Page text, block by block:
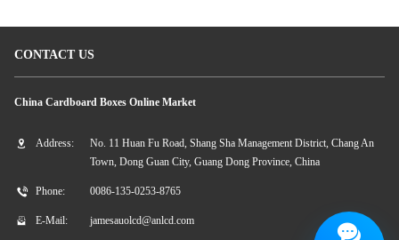
CONTACT US
China Cardboard Boxes Online Market
Address:
No. 11 Huan Fu Road, Shang Sha Management District, Chang An
Town, Dong Guan City, Guang Dong Province, China
Phone: 0086-135-0253-8765
E-Mail: jamesauolcd@anlcd.com